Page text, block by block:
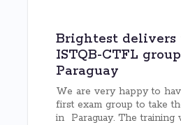
Brightest
ISTQB-CTFL
Paraguay
We are very happy to
first exam group to take
in Paraguay. The training